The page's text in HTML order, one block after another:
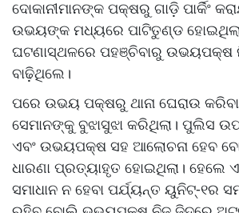
ଦୋକାନୀମାନଙ୍କ ପକ୍ଷରୁ ଗାଡ଼ି ପାର୍କିଂ
ଉଭୟଙ୍କ ମଧ୍ୟରେ ପାଟିତୁଣ୍ଡ
ଘଟଣାସ୍ଥଳରେ ପହଞ୍ଚିବାରୁ
ବାଢ଼ିଥିଲେ।
ପରେ ଉଭୟ ପକ୍ଷରୁ ଥାନା ଘେରାଉ
ସେମାନଙ୍କୁ ବୁଝାସୁଝା କରିଥିଲା। ପୁଲିସ
ଏବଂ ଉଭୟପକ୍ଷ ସହ ଆଲୋଚନା ହେବ
ଧାରଣା ପ୍ରତ୍ୟାହୃତ ହୋଇଥିଲା। ହେଲେ
ସମାଧାନ ନ ହେବା ପର୍ଯ୍ୟନ୍ତ ୟୁନିଟ୍‌‌-୧ର